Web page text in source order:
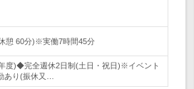
憩 60分)※実働7時間45分
度)◆完全週休2日制(土日・祝日)※イベント
あり(振休又…